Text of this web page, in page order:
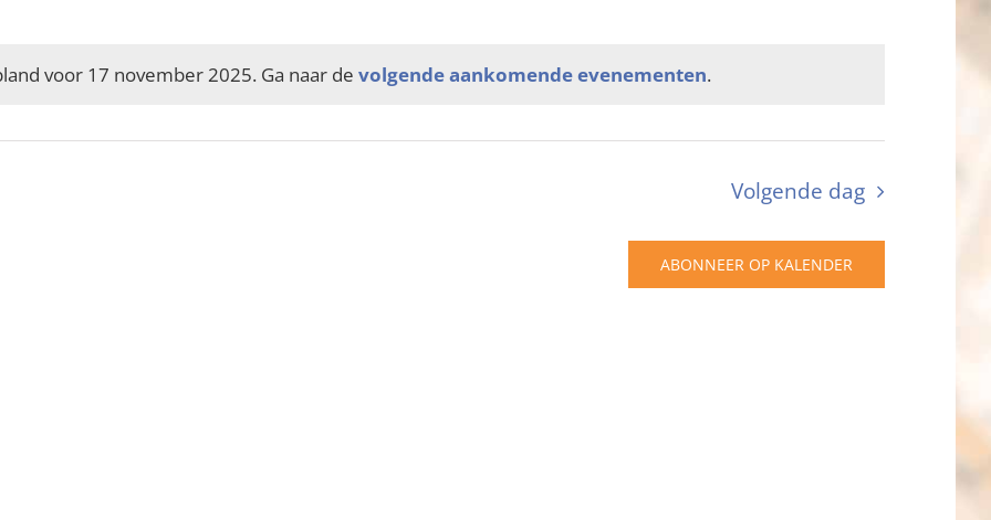
Bericht
voor 17 november 2025. Ga naar de volgende aankomende evenementen.
Volgende dag
ABONNEER OP KALENDER